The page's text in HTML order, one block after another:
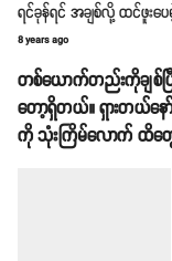
ရင်ခုန်ရင် အချစ်လို့ ထင်ဖူးပ
8 years ago
တစ်ယောက်တည်းကိုချစ်
တော့ရှိတယ်။ ရှားတယ်နေ
ကို သုံးကြိမ်လောက် ထိတွ